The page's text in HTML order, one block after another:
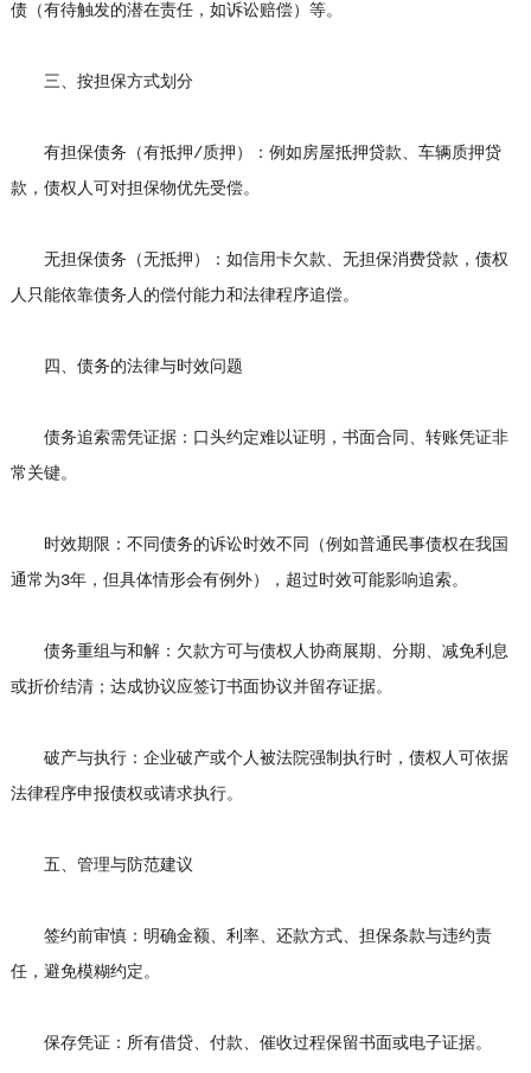
债（有待触发的潜在责任，如诉讼赔偿）等。
三、按担保方式划分
有担保债务（有抵押/质押）：例如房屋抵押贷款、车辆质押贷
款，债权人可对担保物优先受偿。
无担保债务（无抵押）：如信用卡欠款、无担保消费贷款，债权
人只能依靠债务人的偿付能力和法律程序追偿。
四、债务的法律与时效问题
债务追索需凭证据：口头约定难以证明，书面合同、转账凭证非
常关键。
时效期限：不同债务的诉讼时效不同（例如普通民事债权在我国
通常为3年，但具体情形会有例外），超过时效可能影响追索。
债务重组与和解：欠款方可与债权人协商展期、分期、减免利息
或折价结清；达成协议应签订书面协议并留存证据。
破产与执行：企业破产或个人被法院强制执行时，债权人可依据
法律程序申报债权或请求执行。
五、管理与防范建议
签约前审慎：明确金额、利率、还款方式、担保条款与违约责
任，避免模糊约定。
保存凭证：所有借贷、付款、催收过程保留书面或电子证据。